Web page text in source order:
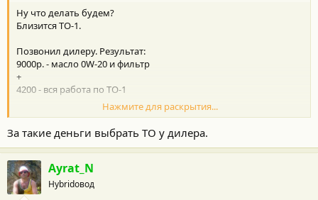
Ну что делать будем?
Близится ТО-1.
Позвонил дилеру. Результат:
9000р. - масло 0W-20 и фильтр
+
4200 - вся работа по ТО-1
Позвонил в магазин автозапчастей:
24000 - 5л масло оригинал 0W-20!!!!
3300 - фильтр оригинал!!!!
Вопросы:
- какое масло льют у дилера?
- если оригинал, то может стоит съездить и сделать ТО
Нажмите для раскрытия...
За такие деньги выбрать ТО у дилера.
Ayrat_N
Hybridовод